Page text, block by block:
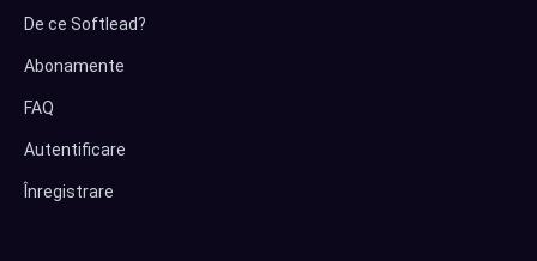
De ce Softlead?
Abonamente
FAQ
Autentificare
Înregistrare